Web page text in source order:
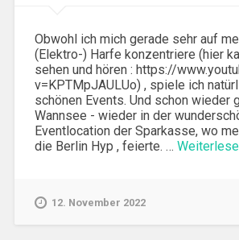
Obwohl ich mich gerade sehr auf
(Elektro-) Harfe konzentriere (hier
sehen und hören : https://
v=KPTMpJAULUo) , spiele ich
schönen Events. Und schon wieder
Wannsee - wieder in der
Eventlocation der Sparkasse, wo
die Berlin Hyp , feierte. …
12. November 2022